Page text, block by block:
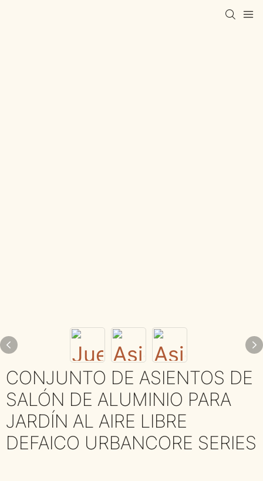
CONJUNTO DE ASIENTOS DE
SALÓN DE ALUMINIO PARA
JARDÍN AL AIRE LIBRE
DEFAICO URBANCORE SERIES